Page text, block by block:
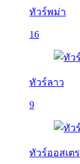
ทัวร์พม่า
16
ทัวร์ลาว
9
ทัวร์ออสเตร